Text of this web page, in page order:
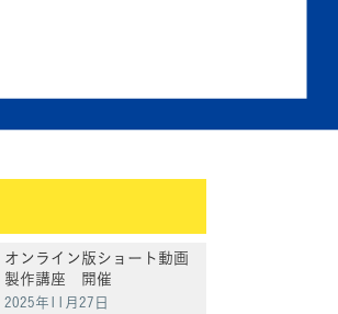
オンライン版ショート動画
製作講座 開催
2025年11月27日